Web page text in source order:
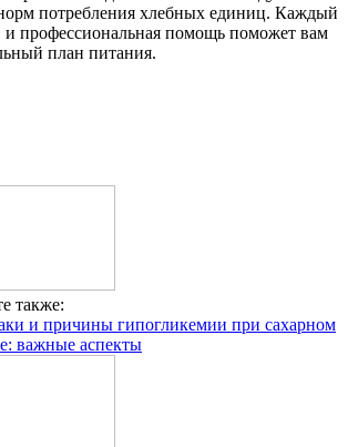
потребления хлебных единиц. Каждый
и профессиональная помощь поможет вам
план питания.
также:
и причины гипогликемии при сахарном
важные аспекты